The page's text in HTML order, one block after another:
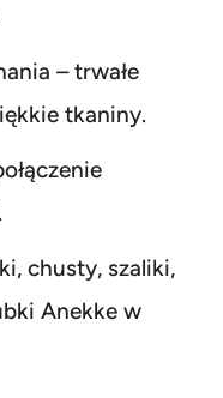
– trwałe
tkaniny.
chusty, szaliki,
Anekke w